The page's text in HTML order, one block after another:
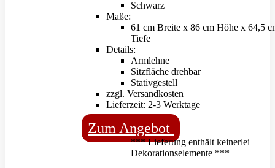
Schwarz
Maße:
61 cm Breite x 86 cm Höhe x 64,5
Tiefe
Details:
Armlehne
Sitzfläche drehbar
Stativgestell
zzgl. Versandkosten
Lieferzeit: 2-3 Werktage
Zum Angebot
*** Lieferung enthält keinerlei
Dekorationselemente ***